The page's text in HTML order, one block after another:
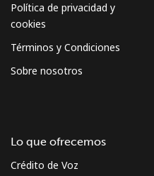
Política de privacidad y
cookies
Términos y Condiciones
Sobre nosotros
Lo que ofrecemos
Crédito de Voz